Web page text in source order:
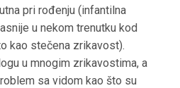
pri rođenju (infantilna
u nekom trenutku kod
kao stečena zrikavost).
u mnogim zrikavostima, a
sa vidom kao što su